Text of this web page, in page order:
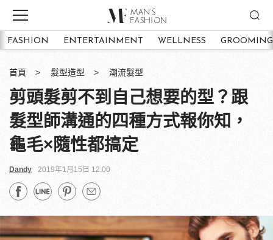
FASHION ENTERTAINMENT WELLNESS GROOMING
首頁 髮型造型 潮流髮型
剪頭髮剪不到自己想要的型？跟
髮型師溝通的四種方式報你知，
龜毛×隨性都搞定
Dandy 2019年1月15日 12:00